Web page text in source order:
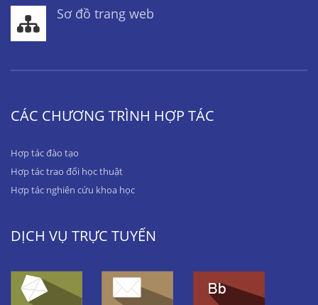
Sơ đồ trang web
CÁC CHƯƠNG TRÌNH HỢP TÁC
Hợp tác đào tạo
Hợp tác trao đổi học thuật
Hợp tác nghiên cứu khoa học
DỊCH VỤ TRỰC TUYẾN